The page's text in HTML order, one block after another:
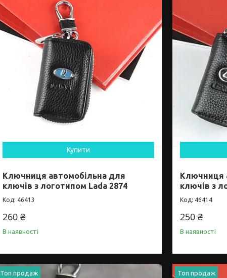
Купити
Ключниця автомобільна для
ключів з логотипом Lada 2874
46413
260 ₴
В наявності
Ключниця
ключів з
46414
250 ₴
В наявності
Топ продаж Топ продаж